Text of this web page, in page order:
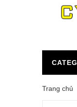
Trang chủ